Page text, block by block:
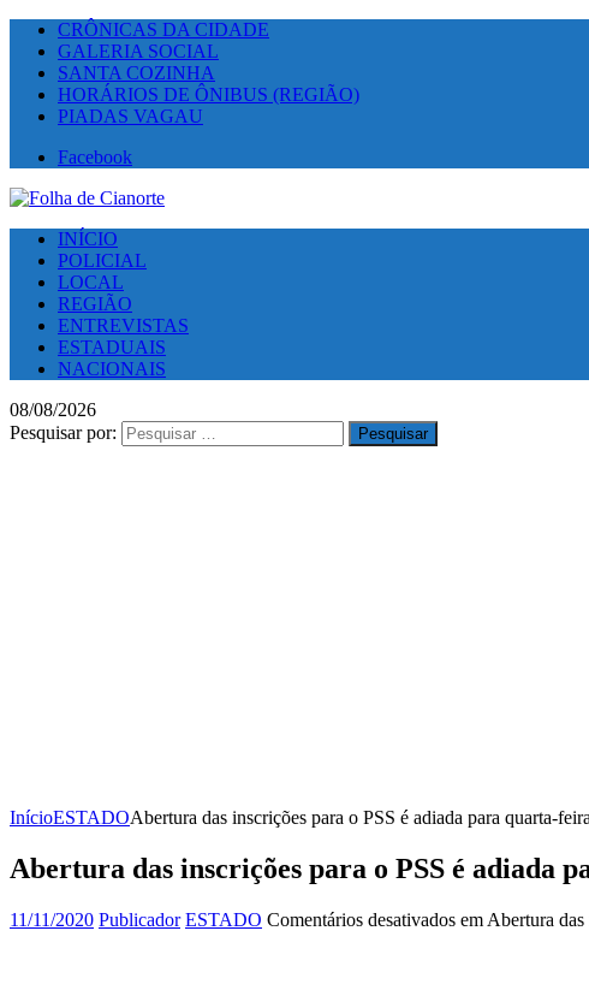
CRÔNICAS DA CIDADE
GALERIA SOCIAL
SANTA COZINHA
HORÁRIOS DE ÔNIBUS (REGIÃO)
PIADAS VAGAU
Facebook
INÍCIO
POLICIAL
LOCAL
REGIÃO
ENTREVISTAS
ESTADUAIS
NACIONAIS
08/08/2026
Pesquisar por:
InícioESTADOAbertura das inscrições para o PSS é adiada para quarta-feira
Abertura das inscrições para o PSS é adiada
11/11/2020 Publicador ESTADO Comentários desativados em Abertura